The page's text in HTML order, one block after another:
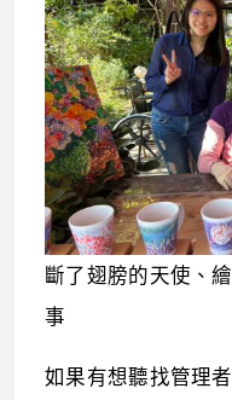
斷了翅膀的天使、
事
如果有想聽找管理